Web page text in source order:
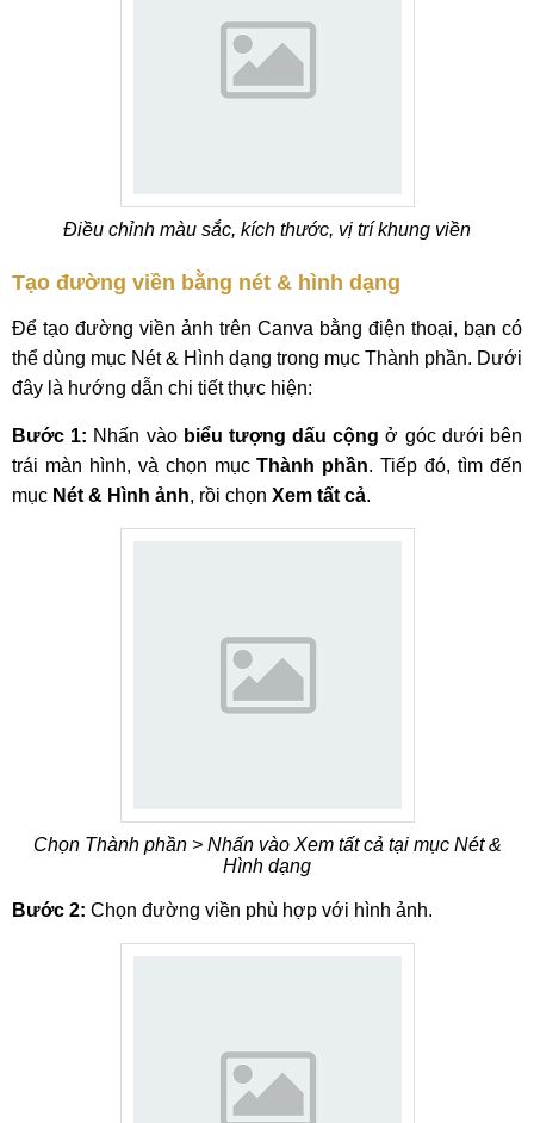
Điều chỉnh màu sắc, kích thước, vị trí khung viền
Tạo đường viền bằng nét & hình dạng
Để tạo đường viền ảnh trên Canva bằng điện thoại, bạn có
thể dùng mục Nét & Hình dạng trong mục Thành phần. Dưới
đây là hướng dẫn chi tiết thực hiện:
Bước 1: Nhấn vào biểu tượng dấu cộng ở góc dưới bên
trái màn hình, và chọn mụcThành phần. Tiếp đó, tìm đến
mục Nét & Hình ảnh, rồi chọn Xem tất cả.
Chọn Thành phần > Nhấn vào Xem tất cả tại mục Nét &
Hình dạng
Bước 2: Chọn đường viền phù hợp với hình ảnh.